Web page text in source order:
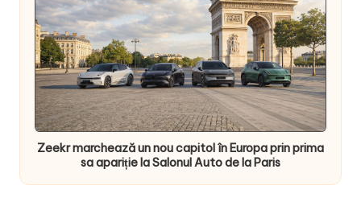
Zeekr marchează un nou capitol în Europa prin prima
sa apariție la Salonul Auto de la Paris